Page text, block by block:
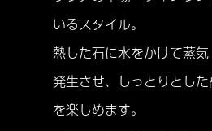
いるスタイル。
熱した石に水をかけて蒸
発生させ、しっとりとし
を楽しめます。